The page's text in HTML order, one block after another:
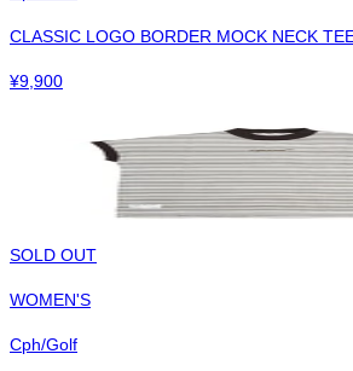
CLASSIC LOGO BORDER MOCK NECK
¥9,900
SOLD OUT
WOMEN'S
Cph/Golf